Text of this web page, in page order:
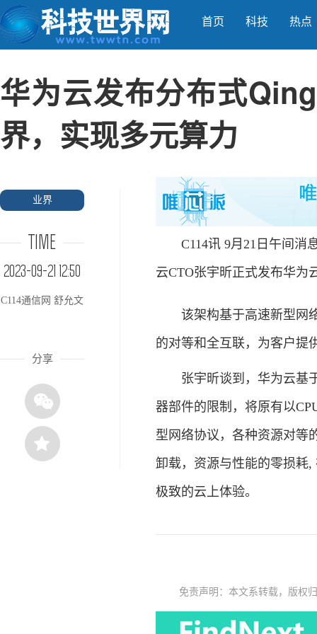
首页 科技 热点
华为云发布分布式
界，实现多元算力
业界
TIME
2023-09-21 12:50
C114通信网 舒允文
分享
C114讯 9月21日午间消息
云CTO张宇昕正式发布华为
该架构基于高速新型网络
的对等和全互联，为客户提
张宇昕谈到，华为云基于
器部件的限制，将原有以
型网络协议，各种资源对等
卸载，资源与性能的零损耗
极致的云上体验。
免责声明：本文系转载，版权